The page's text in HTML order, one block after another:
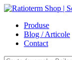
Produse
Blog / Articole
Contact